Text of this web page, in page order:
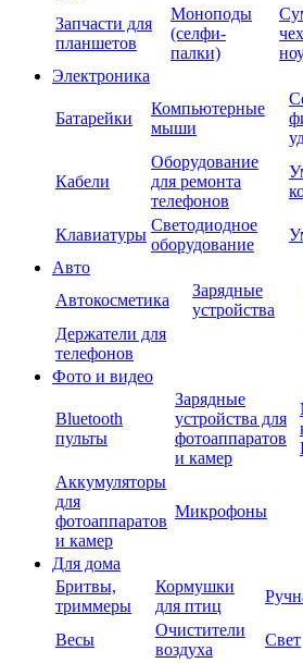
Запчасти для
планшетов
Моноподы
(селфи-
палки)
Электроника
Батарейки
Компьютерные
мыши
Кабели
Оборудование
для ремонта
телефонов
Клавиатуры
Светодиодное
оборудование
Авто
Автокосметика
Зарядные
устройства
Держатели для
телефонов
Фото и видео
Bluetooth
пульты
Зарядные
устройства для
фотоаппаратов
и камер
Аккумуляторы
для
фотоаппаратов
и камер
Микрофоны
Для дома
Бритвы,
триммеры
Кормушки
для птиц
Весы
Очистители
воздуха
Свет